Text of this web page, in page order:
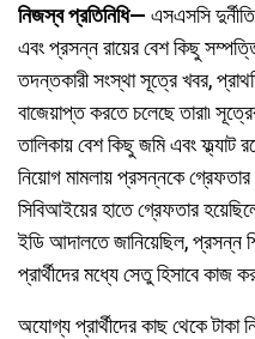
নিজস্ব প্রতিনিধি— এসএসসি
এবং প্রসন্ন রায়ের বেশ কিছু
তদন্তকারী সংস্থা সূত্রে খবর,
বাজেয়াপ্ত করতে চলেছে তারা৷
তালিকায় বেশ কিছু জমি এবং ফ্ল্যাট
নিয়োগ মামলায় প্রসন্নকে
সিবিআইয়ের হাতে গ্রেফতার
ইডি আদালতে জানিয়েছিল, প্রসন্ন
প্রার্থীদের মধ্যে সেতু হিসাবে কাজ
অযোগ্য প্রার্থীদের কাছ থেকে টাকা